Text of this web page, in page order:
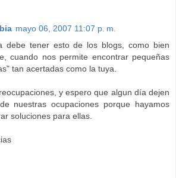
mayo 06, 2007 11:07 p. m.
debe tener esto de los blogs, como bien
cuando nos permite encontrar pequeñas
tan acertadas como la tuya.
y espero que algun día dejen
nuestras ocupaciones porque hayamos
soluciones para ellas.